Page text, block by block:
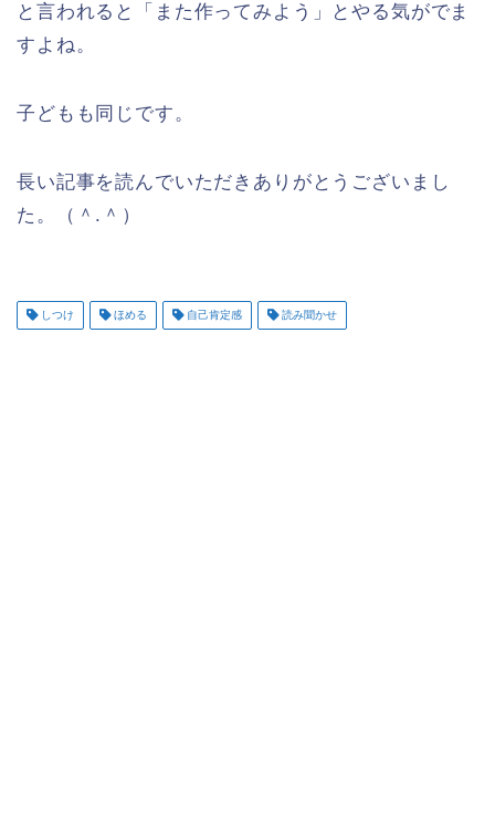
と言われると「また作ってみよう」とやる気がでま
すよね。
子どもも同じです。
長い記事を読んでいただきありがとうございまし
た。（＾.＾）
しつけ ほめる 自己肯定感 読み聞かせ